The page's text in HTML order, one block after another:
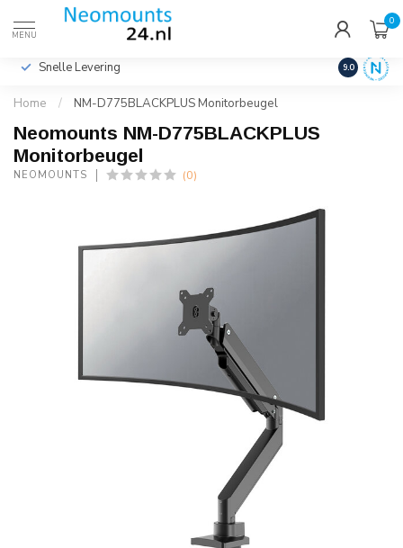
MENU
0
Incl. btw
Snelle Levering Hoge
9.0
Home / NM-D775BLACKPLUS Monitorbeugel
Neomounts NM-D775BLACKPLUS
Monitorbeugel
NEOMOUNTS (0)